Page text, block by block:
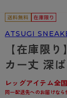
- 柄タイツ
- ひざ下丈
- 着圧タイ
ソックス
肌着・イ
- 長袖（七
- タンクト
雑貨・小物
スクール
みんなの
CLINICAL
配送方法に
返品・交
お問い合
ATSUGI
【在庫限
カー丈 深
レッグアイテム全
同一配送先へのお届けなら